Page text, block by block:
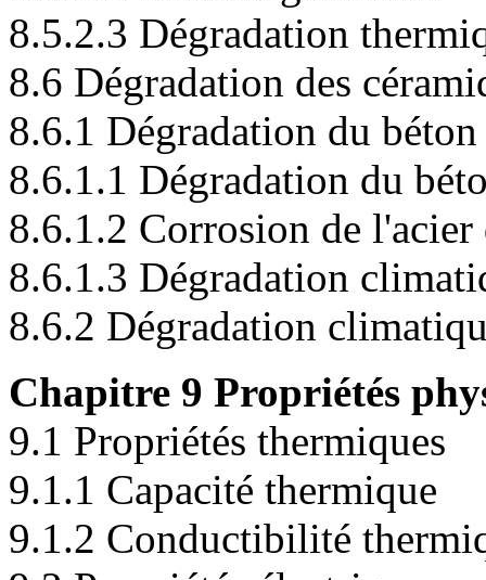
8.5.2.3 Dégradation
8.6 Dégradation des
8.6.1 Dégradation du béton
8.6.1.1 Dégradation du
8.6.1.2 Corrosion de l'acier
8.6.1.3 Dégradation
8.6.2 Dégradation
Chapitre 9 Propriétés
9.1 Propriétés thermiques
9.1.1 Capacité thermique
9.1.2 Conductibilité